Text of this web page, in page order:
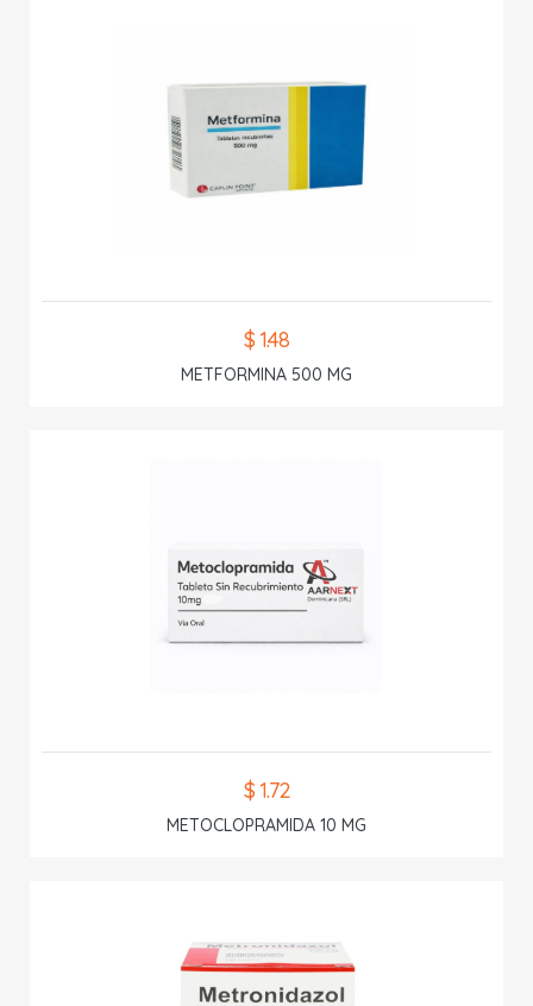
$ 1.48
METFORMINA 500 MG
$ 1.72
METOCLOPRAMIDA 10 MG